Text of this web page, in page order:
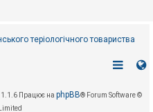
теріологічного товариства
1.1.6 Працює на phpBB® Forum Software ©